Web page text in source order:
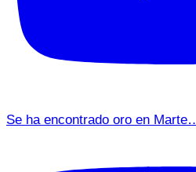
Se ha encontrado oro en